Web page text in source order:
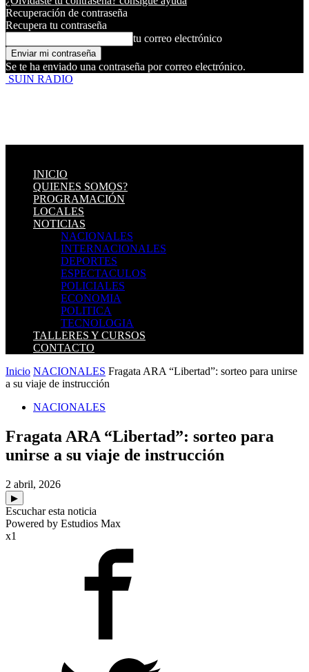
Recuperación de contraseña
Recupera tu contraseña
tu correo electrónico
Se te ha enviado una contraseña por correo electrónico.
SUIN RADIO
INICIO
QUIENES SOMOS?
PROGRAMACIÓN
LOCALES
NOTICIAS
NACIONALES
INTERNACIONALES
DEPORTES
ESPECTACULOS
POLICIALES
ECONOMIA
POLITICA
TECNOLOGIA
TALLERES Y CURSOS
CONTACTO
Inicio NACIONALES Fragata ARA “Libertad”: sorteo para unirse
a su viaje de instrucción
NACIONALES
Fragata ARA “Libertad”: sorteo para
unirse a su viaje de instrucción
2 abril, 2026
▶
Escuchar esta noticia
Powered by Estudios Max
x1